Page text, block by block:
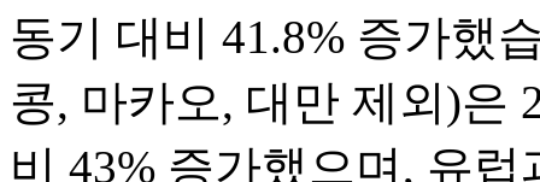
동기 대비 41.8% 증가했
콩, 마카오, 대만 제외)은
비 43% 증가했으며, 유